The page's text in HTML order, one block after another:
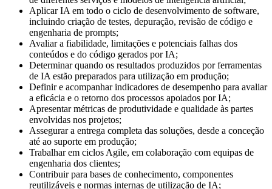
Aplicar IA em todo o ciclo de desenvolvimento de software,
incluindo criação de testes, depuração, revisão de código e
engenharia de prompts;
Avaliar a fiabilidade, limitações e potenciais falhas dos
conteúdos e do código gerados por IA;
Determinar quando os resultados produzidos por ferramentas
de IA estão preparados para utilização em produção;
Definir e acompanhar indicadores de desempenho para avaliar
a eficácia e o retorno dos processos apoiados por IA;
Apresentar métricas de produtividade e qualidade às partes
envolvidas nos projetos;
Assegurar a entrega completa das soluções, desde a conceção
até ao suporte em produção;
Trabalhar em ciclos Agile, em colaboração com equipas de
engenharia dos clientes;
Contribuir para bases de conhecimento, componentes
reutilizáveis e normas internas de utilização de IA;